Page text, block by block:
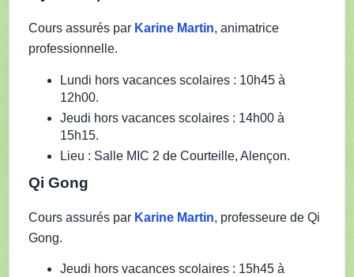
Cours assurés par Karine Martin, animatrice
professionnelle.
Lundi hors vacances scolaires : 10h45 à
12h00.
Jeudi hors vacances scolaires : 14h00 à
15h15.
Lieu : Salle MIC 2 de Courteille, Alençon.
Qi Gong
Cours assurés par Karine Martin, professeure de Qi
Gong.
Jeudi hors vacances scolaires : 15h45 à